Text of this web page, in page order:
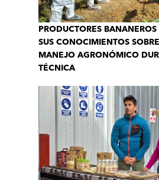
PRODUCTORES BANANEROS
SUS CONOCIMIENTOS
MANEJO AGRONÓMICO
TÉCNICA